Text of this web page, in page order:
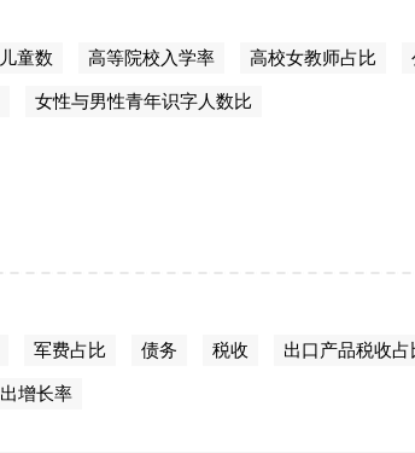
童数 高等院校入学率 高校女教师占比
女性与男性青年识字人数比
军费占比 债务 税收 出口产品税收占
增长率